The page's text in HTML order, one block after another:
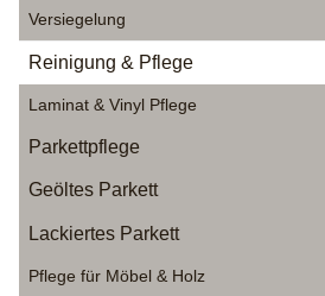
Versiegelung
Reinigung & Pflege
Laminat & Vinyl Pflege
Parkettpflege
Geöltes Parkett
Lackiertes Parkett
Pflege für Möbel & Holz